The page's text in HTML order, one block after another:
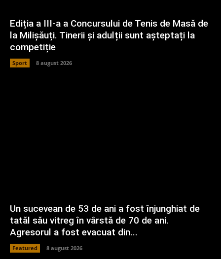
Ediția a III-a a Concursului de Tenis de Masă de
la Milișăuți. Tinerii și adulții sunt așteptați la
competiție
Sport 8 august 2026
Un sucevean de 53 de ani a fost înjunghiat de
tatăl său vitreg în vârstă de 70 de ani.
Agresorul a fost evacuat din...
Featured 8 august 2026